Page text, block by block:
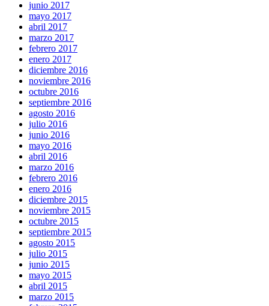
junio 2017
mayo 2017
abril 2017
marzo 2017
febrero 2017
enero 2017
diciembre 2016
noviembre 2016
octubre 2016
septiembre 2016
agosto 2016
julio 2016
junio 2016
mayo 2016
abril 2016
marzo 2016
febrero 2016
enero 2016
diciembre 2015
noviembre 2015
octubre 2015
septiembre 2015
agosto 2015
julio 2015
junio 2015
mayo 2015
abril 2015
marzo 2015